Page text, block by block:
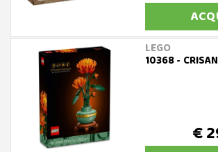
LEGO
10368 -
€